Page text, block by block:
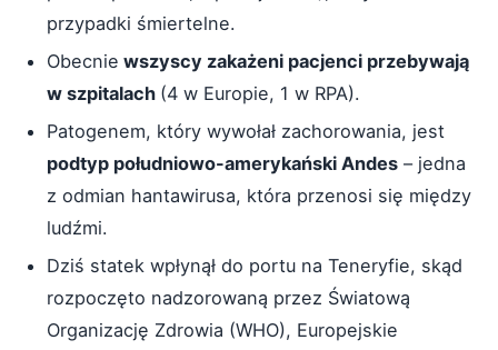
przypadki śmiertelne.
Obecnie wszyscy zakażeni pacjenci przebywają
w szpitalach (4 w Europie, 1 w RPA).
Patogenem, który wywołał zachorowania, jest
podtyp południowo-amerykański Andes – jedna
z odmian hantawirusa, która przenosi się między
ludźmi.
Dziś statek wpłynął do portu na Teneryfie, skąd
rozpoczęto nadzorowaną przez Światową
Organizację Zdrowia (WHO), Europejskie